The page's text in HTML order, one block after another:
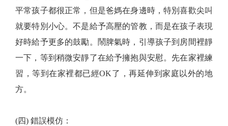
平常孩子都很正常，但是爸媽在身邊時，特別喜歡尖叫
就要特別小心。不是給予高壓的管教，而是在孩子表現
好時給予更多的鼓勵。鬧脾氣時，引導孩子到房間裡靜
一下，等到稍微安靜了在給予擁抱與安慰。先在家裡練
習，等到在家裡都已經OK了，再延伸到家庭以外的地
方。
(四) 錯誤模仿：